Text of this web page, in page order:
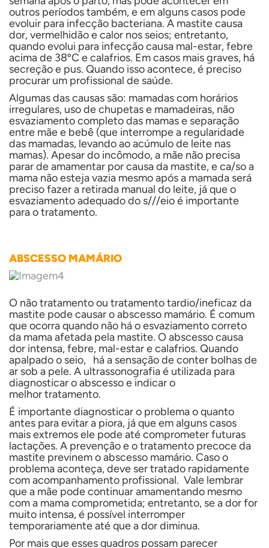
outros períodos também, e em alguns casos pode
evoluir para infecção bacteriana. A mastite causa
dor, vermelhidão e calor nos seios; entretanto,
quando evolui para infecção causa mal-estar, febre
acima de 38ºC e calafrios. Em casos mais graves, há
secreção e pus. Quando isso acontece, é preciso
procurar um profissional de saúde.
Algumas das causas são: mamadas com horários
irregulares, uso de chupetas e mamadeiras, não
esvaziamento completo das mamas e separação
entre mãe e bebê (que interrompe a regularidade
das mamadas, levando ao acúmulo de leite nas
mamas). Apesar do incômodo, a mãe não precisa
parar de amamentar por causa da mastite, e ca/so a
mama não esteja vazia mesmo após a mamada será
preciso fazer a retirada manual do leite, já que o
esvaziamento adequado do s///eio é importante
para o tratamento.
ABSCESSO MAMÁRIO
O não tratamento ou tratamento tardio/ineficaz da
mastite pode causar o abscesso mamário. É comum
que ocorra quando não há o esvaziamento correto
da mama afetada pela mastite. O abscesso causa
dor intensa, febre, mal-estar e calafrios. Quando
apalpado o seio, há a sensação de conter bolhas de
ar sob a pele. A ultrassonografia é utilizada para
diagnosticar o abscesso e indicar o
melhor tratamento.
É importante diagnosticar o problema o quanto
antes para evitar a piora, já que em alguns casos
mais extremos ele pode até comprometer futuras
lactações. A prevenção e o tratamento precoce da
mastite previnem o abscesso mamário. Caso o
problema aconteça, deve ser tratado rapidamente
com acompanhamento profissional. Vale lembrar
que a mãe pode continuar amamentando mesmo
com a mama comprometida; entretanto, se a dor for
muito intensa, é possível interromper
temporariamente até que a dor diminua.
Por mais que esses quadros possam parecer